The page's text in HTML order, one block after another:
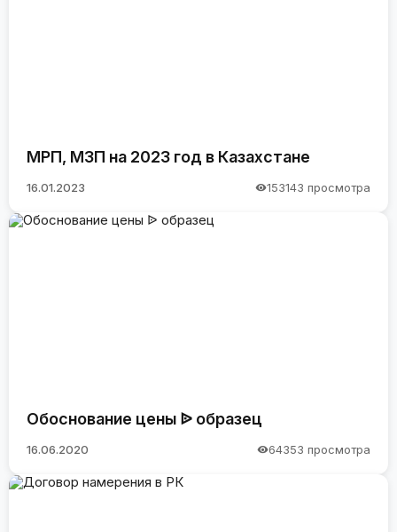
МРП, МЗП на 2023 год в Казахстане
16.01.2023 153143 просмотра
Обоснование цены ᐉ образец
16.06.2020 64353 просмотра